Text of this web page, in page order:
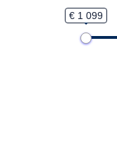
€ 1 099